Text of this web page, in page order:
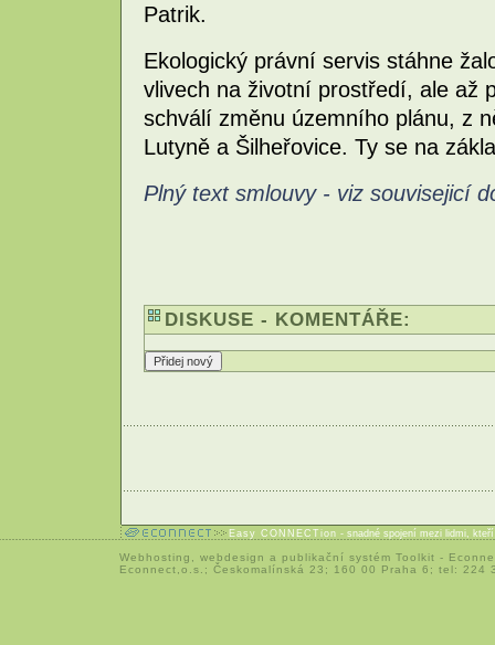
Patrik.
Ekologický právní servis stáhne
vlivech na životní prostředí, ale až
schválí změnu územního plánu, z
Lutyně a Šilheřovice. Ty se na
Plný text smlouvy - viz souvisejicí
DISKUSE - KOMENTÁŘE:
Easy CONNECTion - snadné spojení mezi lidmi,
Webhosting webdesign a publikační systém Toolkit -
Econnect,o.s.; Českomalínská 23; 160 00 Praha 6; tel: 224